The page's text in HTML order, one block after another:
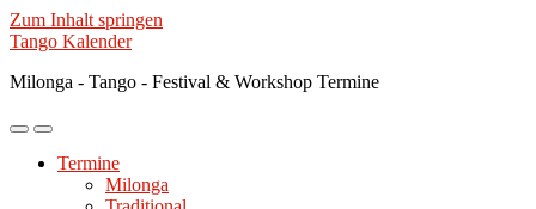
Zum Inhalt springen
Tango Kalender
Milonga - Tango - Festival & Workshop Termine
Mobile-
ein-/ausblenden
Suchfeld
ein-/ausblenden
Termine
Milonga